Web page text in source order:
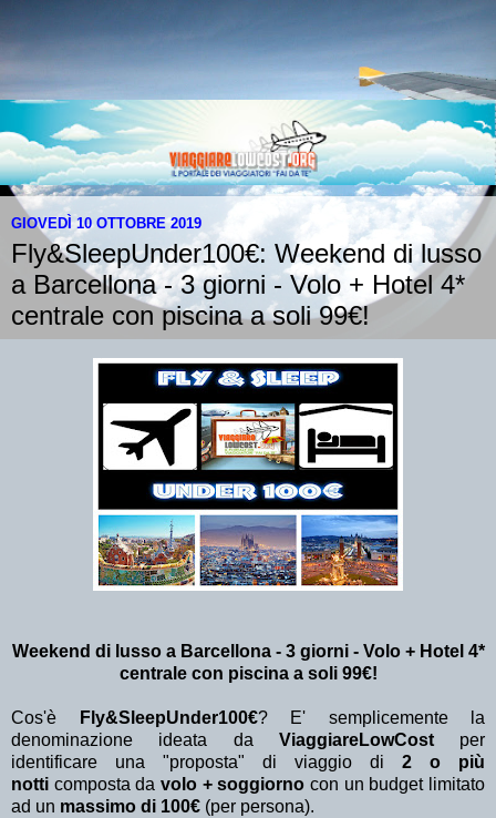
GIOVEDÌ 10 OTTOBRE 2019
Fly&SleepUnder100€: Weekend di lusso
a Barcellona - 3 giorni - Volo + Hotel 4*
centrale con piscina a soli 99€!
Weekend di lusso a Barcellona - 3 giorni - Volo + Hotel 4*
centrale con piscina a soli 99€!
Cos'è Fly&SleepUnder100€? E' semplicemente la
denominazione ideata da ViaggiareLowCostper
identificare una "proposta" di viaggio di 2 o più
notti composta davolo + soggiorno con un budget limitato
ad un massimo di 100€ (per persona).